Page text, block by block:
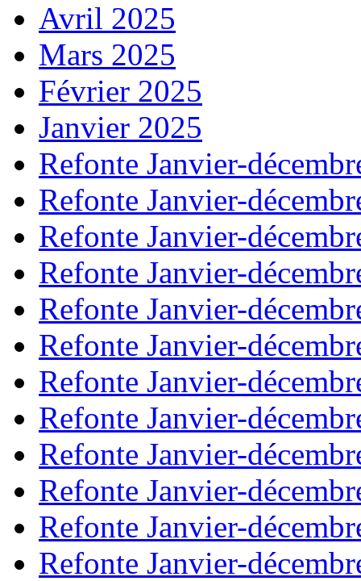
Avril 2025
Mars 2025
Février 2025
Janvier 2025
Refonte Janvier-
Refonte Janvier-
Refonte Janvier-
Refonte Janvier-
Refonte Janvier-
Refonte Janvier-
Refonte Janvier-
Refonte Janvier-
Refonte Janvier-
Refonte Janvier-
Refonte Janvier-
Refonte Janvier-